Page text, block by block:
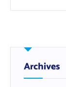
Archives